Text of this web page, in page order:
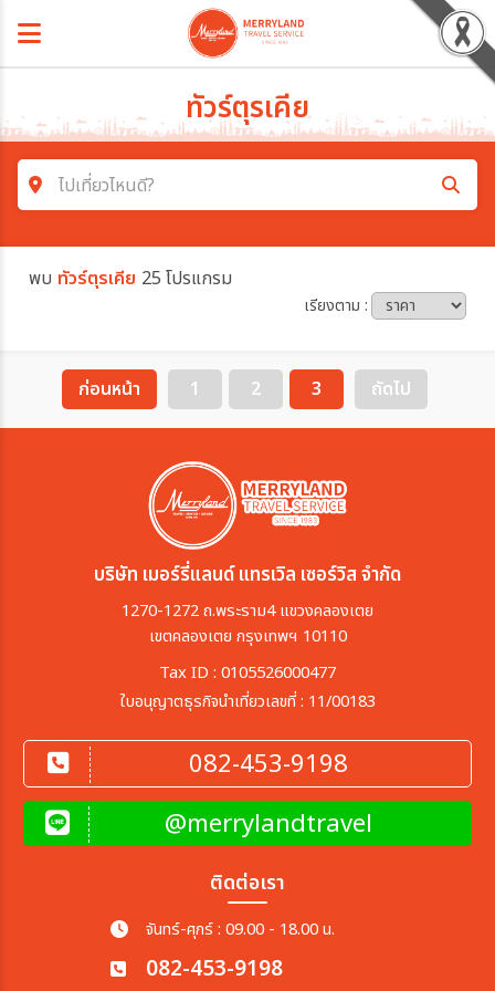
ทัวร์ตุรเคีย
ไปเที่ยวไหนดี?
ค้นหาโปรแกรมทัวร์
โซน
ถึงวันที่
เฉพาะเทศกาล
พบ ทัวร์ตุรเคีย 25 โปรแกรม
เรียงตาม :
ก่อนหน้า 1 2 3 ถัดไป
บริษัท เมอร์รี่แลนด์ แทรเวิล เซอร์วิส จำกัด
1270-1272 ถ.พระราม4 แขวงคลองเตย
เขตคลองเตย กรุงเทพฯ 10110
Tax ID : 0105526000477
ใบอนุญาตธุรกิจนำเที่ยวเลขที่ : 11/00183
082-453-9198
@merrylandtravel
ติดต่อเรา
จันทร์-ศุกร์ : 09.00 - 18.00 น.
082-453-9198